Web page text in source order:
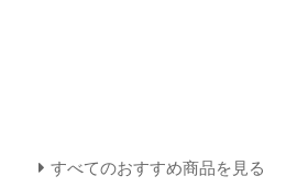
すべてのおすすめ商品を見る